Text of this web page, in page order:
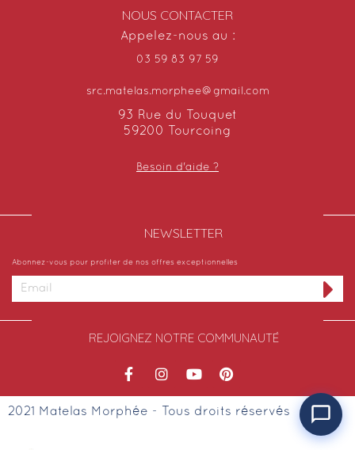
NOUS CONTACTER
Appelez-nous au :
03 59 83 97 59
src.matelas.morphee@gmail.com
93 Rue du Touquet
59200 Tourcoing
Besoin d'aide ?
NEWSLETTER​
Abonnez-vous pour profiter de nos offres exceptionnelles
REJOIGNEZ NOTRE COMMUNAUTÉ
2021 Matelas Morphée - Tous droits réservés